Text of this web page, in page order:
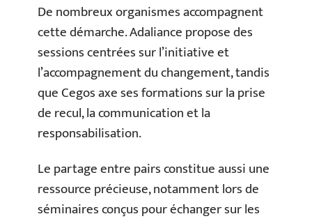
De nombreux organismes accompagnent
cette démarche. Adaliance propose des
sessions centrées sur l’initiative et
l’accompagnement du changement, tandis
que Cegos axe ses formations sur la prise
de recul, la communication et la
responsabilisation.
Le partage entre pairs constitue aussi une
ressource précieuse, notamment lors de
séminaires conçus pour échanger sur les